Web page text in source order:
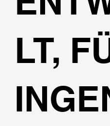
LT,